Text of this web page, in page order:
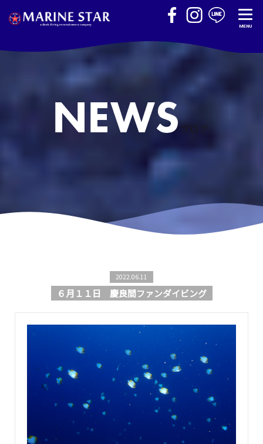
MENU
ブログ
2022.06.11
６月１１日 慶良間ファンダイビング